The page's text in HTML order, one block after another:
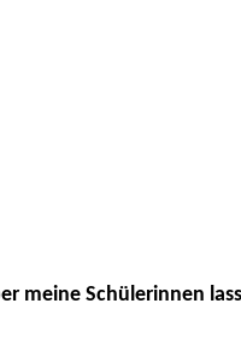
meine Schülerinnen